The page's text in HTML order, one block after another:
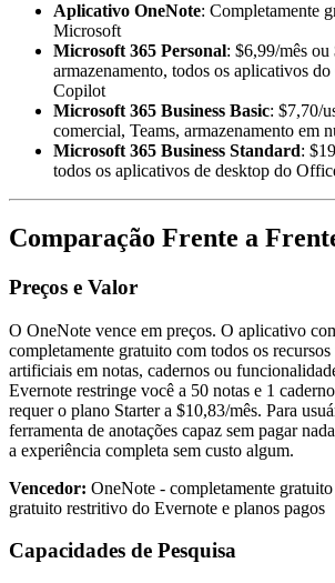
Aplicativo OneNote: Completamente
Microsoft
Microsoft 365 Personal: $6,99/mês
armazenamento, todos os aplicativos
Copilot
Microsoft 365 Business Basic: $7,70/
comercial, Teams, armazenamento em
Microsoft 365 Business Standard:
todos os aplicativos de desktop do
Comparação Frente a
Preços e Valor
O OneNote vence em preços. O aplicativo
completamente gratuito com todos os
artificiais em notas, cadernos ou
Evernote restringe você a 50 notas e 1
requer o plano Starter a $10,83/mês. Para
ferramenta de anotações capaz sem pagar
a experiência completa sem custo algum.
Vencedor: OneNote - completamente
gratuito restritivo do Evernote e planos pagos
Capacidades de Pesquisa